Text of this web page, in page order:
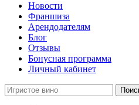
Новости
Франшиза
Арендодателям
Блог
Отзывы
Бонусная программа
Личный кабинет